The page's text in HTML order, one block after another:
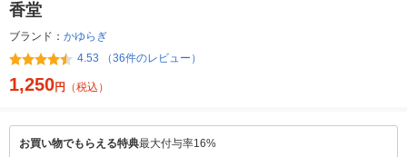
香堂
ブランド： かゆらぎ
4.53 （36件のレビュー）
1,250円 （税込）
お買い物でもらえる特典最大付与率16%